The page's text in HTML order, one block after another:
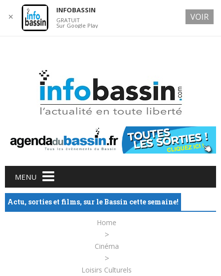
Main menu
content
MENU
Actu, sorties et films, sur le Bassin cette semaine!
Home
>
Cinéma
>
Loisirs Culturels
✕
INFOBASSIN
GRATUIT
Sur Google Play
VOIR